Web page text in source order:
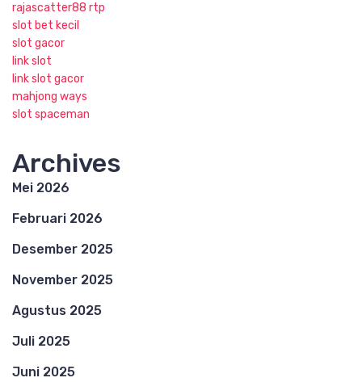
rajascatter88 rtp
slot bet kecil
slot gacor
link slot
link slot gacor
mahjong ways
slot spaceman
Archives
Mei 2026
Februari 2026
Desember 2025
November 2025
Agustus 2025
Juli 2025
Juni 2025